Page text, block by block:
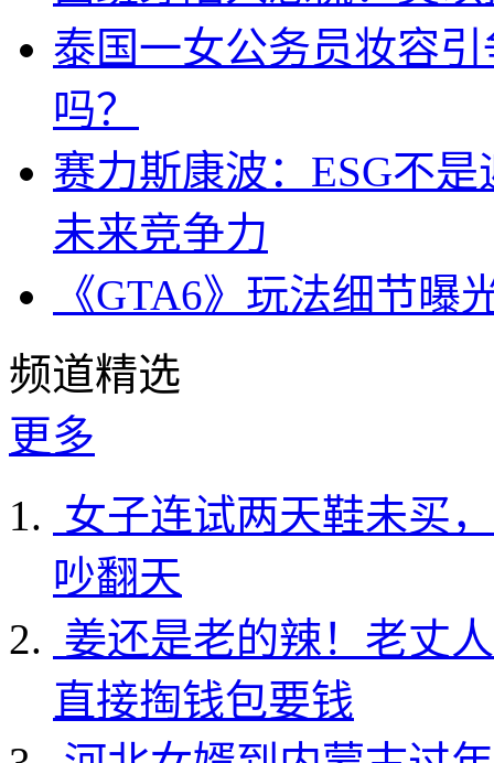
泰国一女公务员妆容
吗？
赛力斯康波：ESG不
未来竞争力
《GTA6》玩法细节
频道精选
更多
女子连试两天鞋未买
吵翻天
姜还是老的辣！老丈
直接掏钱包要钱